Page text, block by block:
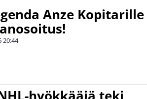
Anze Kopitarille
20:44